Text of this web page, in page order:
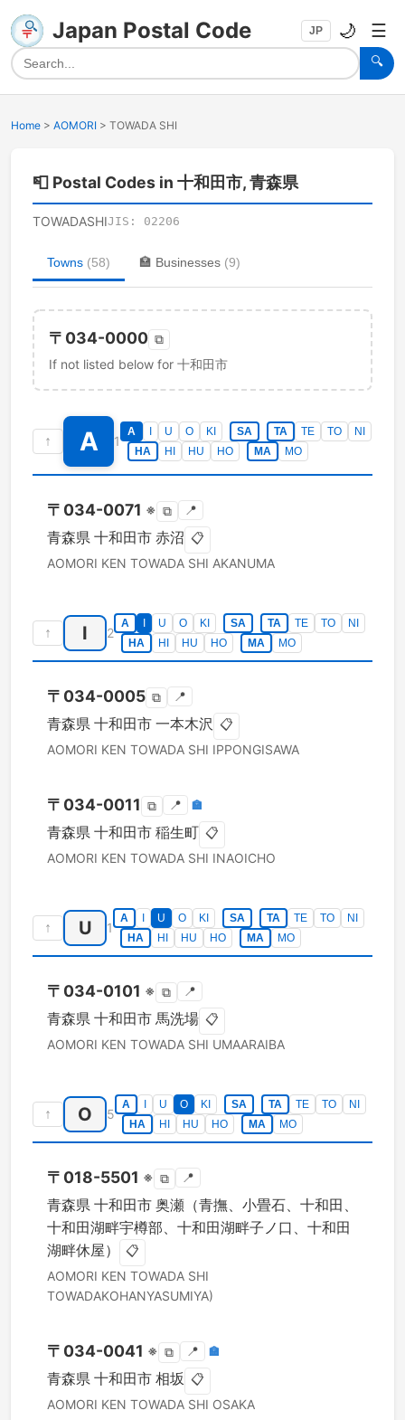
Japan Postal Code
🔍
JP 🌙 ☰
Home > AOMORI > TOWADA SHI
📮 Postal Codes in 十和田市, 青森県
TOWADASHIJIS: 02206
Towns (58) 🏣 Businesses (9)
〒 034-0000 ⧉
If not listed below for 十和田市
↑ A 1
A U O KI SA TA TE TO
NI
HA
HI HU HO MA MO
〒 034-0071 ※ ⧉ 📍
青森県 十和田市 赤沼 📋
AOMORI KEN TOWADA SHI AKANUMA
↑ I 2
A U O KI SA TA TE TO
NI
HA
HI HU HO MA MO
〒 034-0005 ⧉ 📍
青森県 十和田市 一本木沢 📋
AOMORI KEN TOWADA SHI IPPONGISAWA
〒 034-0011 ⧉ 📍 🏣
青森県 十和田市 稲生町 📋
AOMORI KEN TOWADA SHI INAOICHO
↑ U 1
A U O KI SA TA TE TO
NI
HA
HI HU HO MA MO
〒 034-0101 ※ ⧉ 📍
青森県 十和田市 馬洗場 📋
AOMORI KEN TOWADA SHI UMAARAIBA
↑ O 5
A U O KI SA TA TE TO
NI
HA
HI HU HO MA MO
〒 018-5501 ※ ⧉ 📍
青森県 十和田市 奥瀬（青撫、小畳石、十和田、
十和田湖畔宇樽部、十和田湖畔子ノ口、十和田
湖畔休屋）
📋
AOMORI KEN TOWADA SHI
TOWADAKOHANYASUMIYA)
〒 034-0041 ※ ⧉ 📍 🏣
青森県 十和田市 相坂 📋
AOMORI KEN TOWADA SHI OSAKA